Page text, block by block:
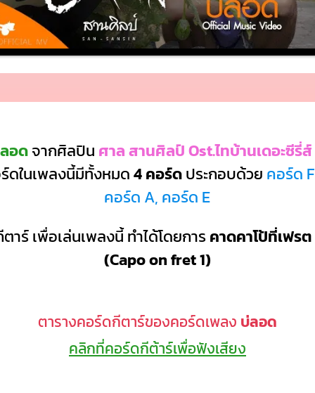
อดจากศิลปิน ศาล สานศิลป์ Ost.ไทบ้านเดอะซีรี่ส์
ดในเพลงนี้มีทั้งหมด4 คอร์ดประกอบด้วย คอร์ด
คอร์ด A, คอร์ด E
าร์ เพื่อเล่นเพลงนี้ ทำได้โดยการ คาดคาโป้ที่เฟร
(Capo on fret 1)
ตารางคอร์ดกีตาร์ของคอร์ดเพลง บ่ลอด
คลิกที่คอร์ดกีต้าร์เพื่อฟังเสียง